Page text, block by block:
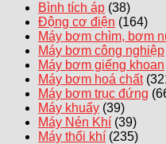
Bình tích áp (38)
Động cơ điện (164)
Máy bơm chìm, bơm
Máy bơm công nghiệp
Máy bơm giếng khoan
Máy bơm hoá chất
Máy bơm trục đứng
Máy khuấy (39)
Máy Nén Khí (39)
Máy thổi khí (235)